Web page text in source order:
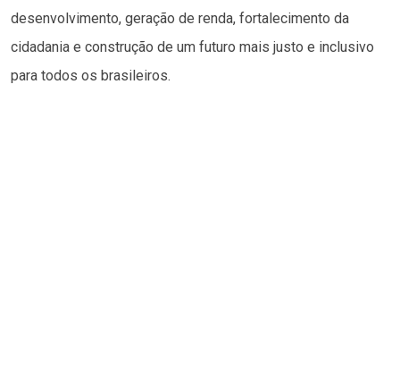
desenvolvimento, geração de renda, fortalecimento da
cidadania e construção de um futuro mais justo e inclusivo
para todos os brasileiros.